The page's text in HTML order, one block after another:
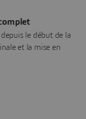
le début de la
et la mise en